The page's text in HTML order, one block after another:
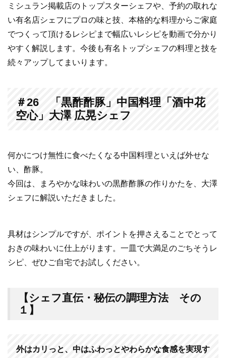
ミシュラン掲載店のトップスターシェフや、予約の取れな
い有名店シェフにプロの味と技、本格的な料理からご家庭
でつくって頂けるレシピまで幅広いレシピを動画で分かり
やすく解説します。今後も有名トップシェフの料理と技を
続々アップしてまいります。
＃26 「黒酢酢豚」中国料理「酒中花
空心」大澤 広晃シェフ
何かにつけ無性に食べたくなる中国料理といえば外せな
い、酢豚。
今回は、まろやかな味わいの黒酢酢豚の作りかたを、大澤
シェフに解説いただきました。
具材はシンプルですが、ポイントを押さえることでとって
おきの味わいに仕上がります。一皿で大満足のごちそうレ
シピ、ぜひご自宅でお試しください。
【シェフ直伝・秘伝の調理方法 その
１】
外はカリっと、中はふわっとやわらかな食感を実現す